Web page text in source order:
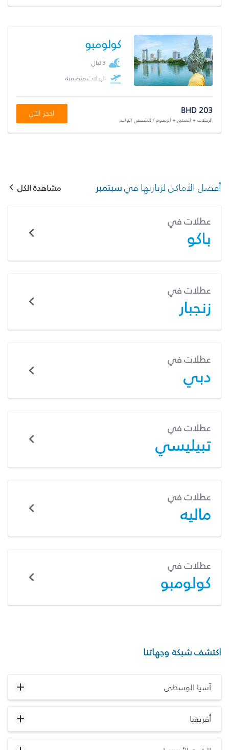
كولومبو
3 ليال
الرحلات متضمنة
BHD 203
الرحلات + الفندق + الرسوم / للشخص الواحد
احجز الآن
أفضل الأماكن لزيارتها فيسبتمبر مشاهدة الكل
عطلات في
باكو
عطلات في
زنجبار
عطلات في
دبي
عطلات في
تبيليسي
عطلات في
ماليه
عطلات في
كولومبو
اكتشف شبكة وجهاتنا
آسيا الوسطى
أفريقيا